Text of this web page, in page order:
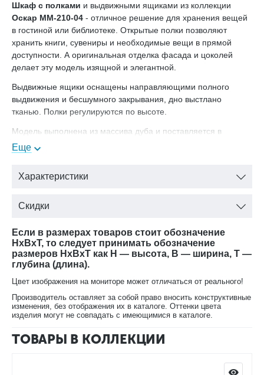
Шкаф с полками и выдвижными ящиками из коллекции
Оскар ММ-210-04 - отличное решение для хранения вещей
в гостиной или библиотеке. Открытые полки позволяют
хранить книги, сувениры и необходимые вещи в прямой
доступности. А оригинальная отделка фасада и цоколей
делает эту модель изящной и элегантной.
Выдвижные ящики оснащены направляющими полного
выдвижения и бесшумного закрывания, дно выстлано
тканью. Полки регулируются по высоте.
Модель выполнена из массива дуба и поставляется в
оттенке "Белая эмаль+Темная патина".
В нашем интернет-магазине Вы можете купить шкаф
Еще
Характеристики
Скидки
Если в размерах товаров стоит обозначение
HxBxT, то следует принимать обозначение
размеров HxBxT как H — высота, B — ширина, T —
глубина (длина).
Цвет изображения на мониторе может отличаться от реального!
Производитель оставляет за собой право вносить конструктивные
изменения, без отображения их в каталоге. Оттенки цвета
изделия могут не совпадать с имеющимися в каталоге.
ТОВАРЫ В КОЛЛЕКЦИИ